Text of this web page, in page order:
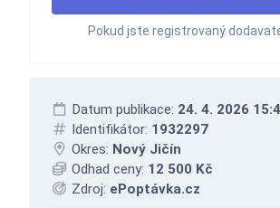
Pokud jste registrovaný
Datum publikace: 24. 4. 2026
Identifikátor: 1932297
Okres: Nový Jičín
Odhad ceny: 12 500 Kč
Zdroj: ePoptávka.cz